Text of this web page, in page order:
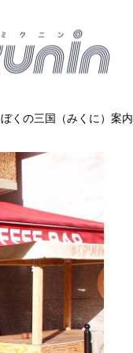
ぼくの三国（みくに）案内